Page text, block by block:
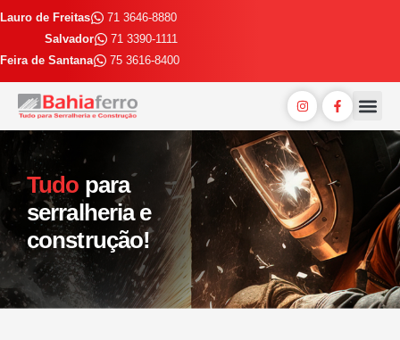
Lauro de Freitas
71 3646-8880
Salvador
71 3390-1111
Feira de Santana
75 3616-8400
Tudo para
serralheria e
construção!